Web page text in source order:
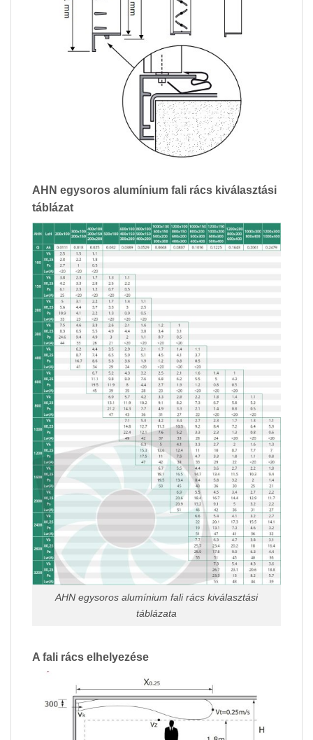
AHN egysoros alumínium fali rács kiválasztási
táblázat
AHN egysoros alumínium fali rács kiválasztási
táblázata
A fali rács elhelyezése